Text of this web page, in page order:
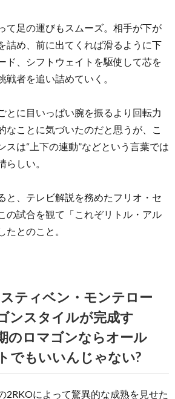
て足の運びもスムーズ。相手が下が
詰め、前に出てくれば滑るように下
ド、シフトウェイトを駆使して芯を
者を追い詰めていく。
とに目いっぱい腕を振るより回転力
なことに気づいたのだと思うが、こ
スは“上下の連動”などという言葉では
しい。
と、テレビ解説を務めたフリオ・セ
の試合を観て「これぞリトル・アル
とのこと。
ティベン・モンテロー
ンスタイルが完成す
のロマゴンならオール
でもいいんじゃない?
2RKOによって驚異的な成熟を見せた